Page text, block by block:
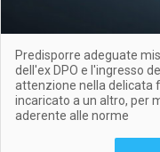
Predisporre adeguate
dell'ex DPO e l'ingresso
attenzione nella delicata
incaricato a un altro, per
aderente alle norme